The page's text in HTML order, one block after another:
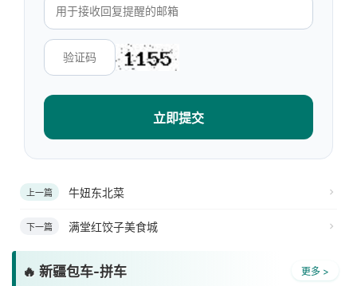
立即提交
上一篇 牛妞东北菜
下一篇 满堂红饺子美食城
🔥 新疆包车-拼车 更多 >